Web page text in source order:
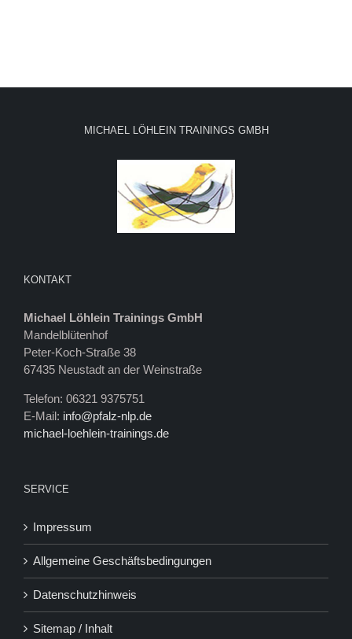
MICHAEL LÖHLEIN TRAININGS GMBH
KONTAKT
Michael Löhlein Trainings GmbH
Mandelblütenhof
Peter-Koch-Straße 38
67435 Neustadt an der Weinstraße
Telefon: 06321 9375751
E-Mail: info@pfalz-nlp.de
michael-loehlein-trainings.de
SERVICE
Impressum
Allgemeine Geschäftsbedingungen
Datenschutzhinweis
Sitemap / Inhalt